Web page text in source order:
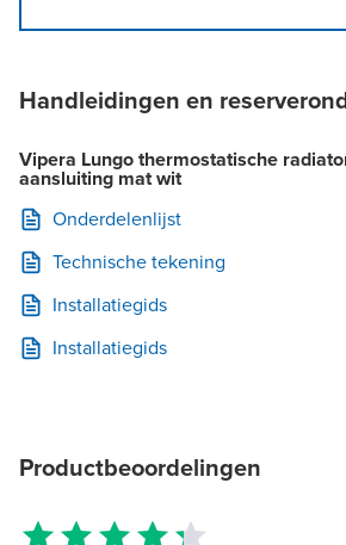
Handleidingen en
Vipera Lungo thermostatische
aansluiting mat wit
Onderdelenlijst
Technische tekening
Installatiegids
Installatiegids
Productbeoordelingen